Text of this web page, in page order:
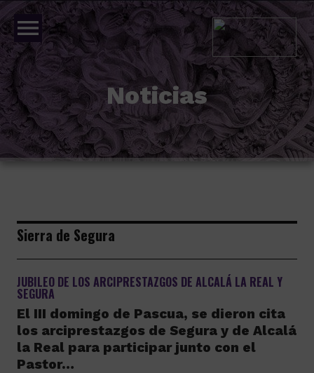
menu
Noticias
Sierra de Segura
JUBILEO DE LOS ARCIPRESTAZGOS DE ALCALÁ LA REAL Y
SEGURA
El III domingo de Pascua, se dieron cita
los arciprestazgos de Segura y de Alcalá
la Real para participar junto con el
Pastor…